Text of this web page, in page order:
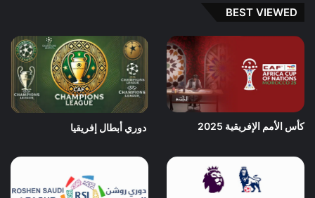
BEST VIEWED
كأس الأمم الإفريقية 2025 دوري أبطال إفريقيا